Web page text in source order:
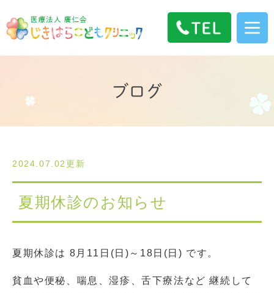
ブログ
2024.07.02更新
夏期休診のお知らせ
夏期休診は 8月11日(日)～18日(日) です。
貧血や便秘、喘息、湿疹、舌下療法など 継続して